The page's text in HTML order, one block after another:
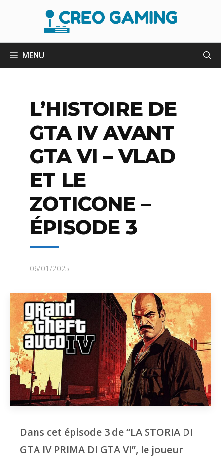
MENU
L’HISTOIRE DE
GTA IV AVANT
GTA VI – VLAD
ET LE
ZOTICONE –
ÉPISODE 3
06/01/2025
Dans cet épisode 3 de “LA STORIA DI
GTA IV PRIMA DI GTA VI”, le joueur